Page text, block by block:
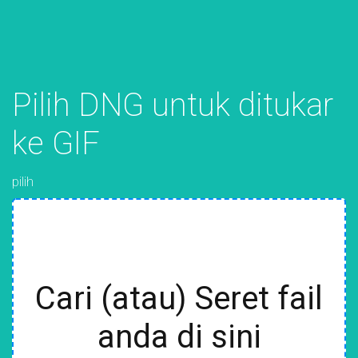
Pilih DNG untuk ditukar
ke GIF
pilih
Cari (atau) Seret fail
anda di sini